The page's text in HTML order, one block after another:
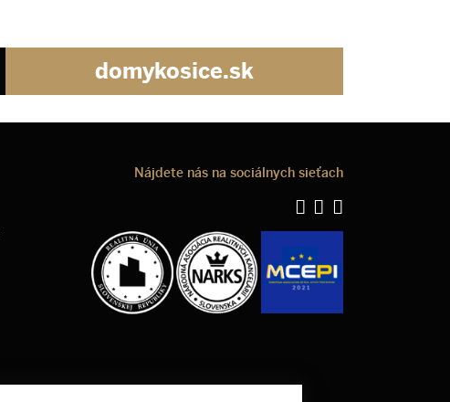
domykosice.sk
Nájdete nás na sociálnych sieťach